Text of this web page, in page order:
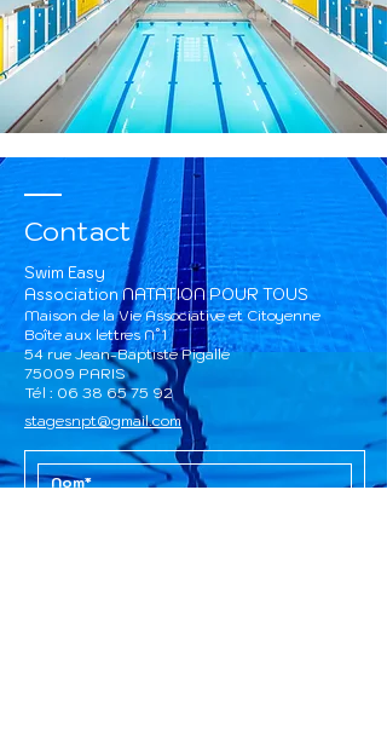
Contact
Swim Easy
Association NATATION POUR TOUS
Maison de la Vie Associative et Citoyenne
Boîte aux lettres N°1
54 rue Jean-Baptiste Pigalle
75009 PARIS​
Tél : 06 38 65 75 92
stagesnpt@gmail.com